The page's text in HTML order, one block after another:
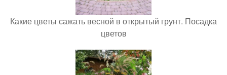
Какие цветы сажать весной в открытый грунт. Посадка
цветов